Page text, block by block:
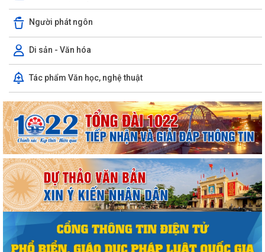
Người phát ngôn
Di sản - Văn hóa
Tác phẩm Văn học, nghệ thuật
Quyết định công bố danh mục thủ tục hành chính được sửa đổi, bổ
sung, bị bãi bỏ thuộc phạm vi chức...
Quyết định công bố Người phát ngôn và cung cấp thông tin cho báo chí
Kế hoạch triển khai thực hiện Chương trình Sức khỏe học đườnggia i
Quyết định tặng Giấy khen cho 07 cá nhân đã có thành tích xuất sắc
trong quá trình xây dựng và phát...
Thông báo tuyển chọn thực tập sinh nữ đi thực tập kỹ thuật tại Nhật
Bản đợt II năm 2026
Thông báo tuyển ứng viên điều dưỡng, nhân viên chăm sóc đi làm việc
tại Nhật Bản theo chương trình...
Thông báo kết quả kỳ xét thăng hạng chức danh nghề nghiệp viên
chức giáo viên, nhân viên ngành Giáo...